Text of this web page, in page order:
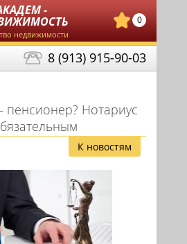
-
недвижимости
0
8 (913) 915-90-03
пенсионер? Нотариус
К новостям